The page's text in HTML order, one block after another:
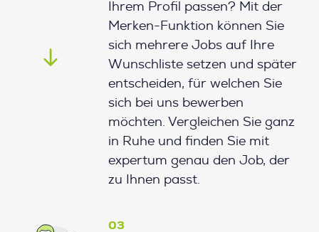
Ihrem Profil passen? Mit der
Merken-Funktion können Sie
sich mehrere Jobs auf Ihre
Wunschliste setzen und später
entscheiden, für welchen Sie
sich bei uns bewerben
möchten. Vergleichen Sie ganz
in Ruhe und finden Sie mit
expertum genau den Job, der
zu Ihnen passt.
03